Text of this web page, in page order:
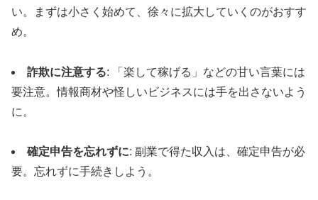
い。まずは小さく始めて、徐々に拡大していくのがおすす
め。
詐欺に注意する: 「楽して稼げる」などの甘い言葉には
要注意。情報商材や怪しいビジネスには手を出さないよう
に。
確定申告を忘れずに: 副業で得た収入は、確定申告が必
要。忘れずに手続きしよう。